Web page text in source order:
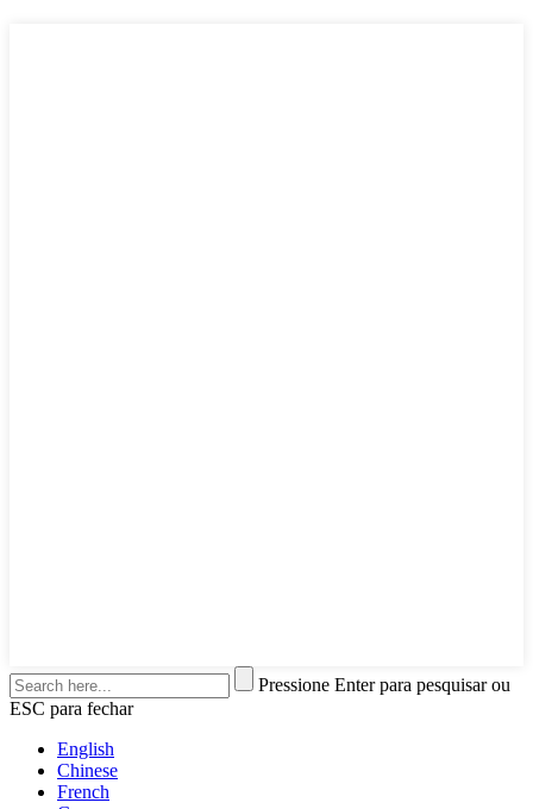
Pressione Enter para pesquisar ou
ESC para fechar
English
Chinese
French